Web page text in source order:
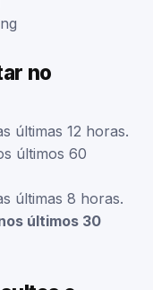
no
últimas 12 horas.
últimos 60
últimas 8 horas.
últimos 30